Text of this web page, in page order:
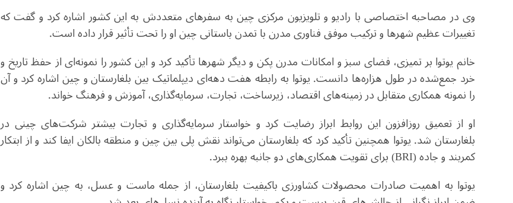
وی در مصاحبه اختصاصی با رادیو و تلویزیون مرکزی چین به سفرهای متعددش به این کشور اشاره کرد و گفت که
تغییرات عظیم شهرها و ترکیب موفق فناوری مدرن با تمدن باستانی چین او را تحت تأثیر قرار داده است.
خانم یوتوا بر تمیزی، فضای سبز و امکانات مدرن پکن و دیگر شهرها تأکید کرد و این کشور را نمونه‌ای از حفظ تاریخ و
خرد جمع‌شده در طول هزاره‌ها دانست. یوتوا به رابطه هفت‌ دهه‌ای دیپلماتیک بین بلغارستان و چین اشاره کرد و آن
را نمونه همکاری متقابل در زمینه‌های اقتصاد، زیرساخت، تجارت، سرمایه‌گذاری، آموزش و فرهنگ خواند.
او از تعمیق روزافزون این روابط ابراز رضایت کرد و خواستار سرمایه‌گذاری و تجارت بیشتر شرکت‌های چینی در
بلغارستان شد. یوتوا همچنین تأکید کرد که بلغارستان می‌تواند نقش پلی بین چین و منطقه بالکان ایفا کند و از ابتکار
کمربند و جاده (BRI) برای تقویت همکاری‌های دو جانبه بهره ببرد.
یوتوا به اهمیت صادرات محصولات کشاورزی باکیفیت بلغارستان، از جمله ماست و عسل، به چین اشاره کرد و